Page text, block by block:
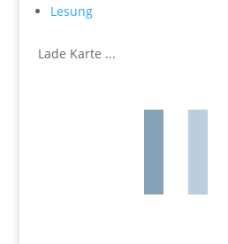
Lesung
Lade Karte ...